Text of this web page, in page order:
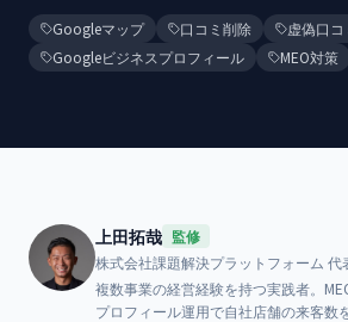
Googleマップ 口コミ削除
虚偽口コ
Googleビジネスプロフィール
MEO対策
上田拓哉 監修
株式会社課題解決プラットフォーム 代
複数事業の経営経験を持つ実践者。
プロフィール運用で自社店舗の来客数